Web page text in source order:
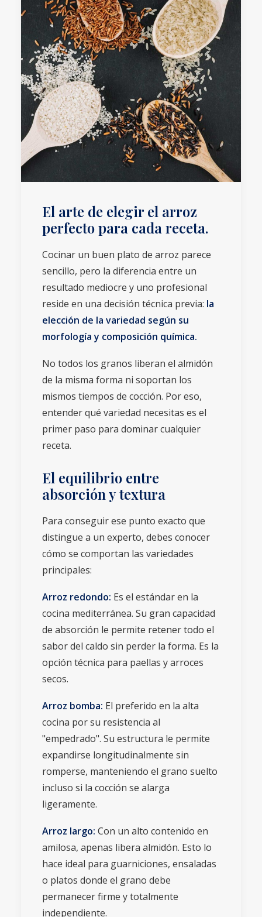
El arte de elegir el arroz
perfecto para cada receta.
Cocinar un buen plato de arroz parece
sencillo, pero la diferencia entre un
resultado mediocre y uno profesional
reside en una decisión técnica previa: la
elección de la variedad según su
morfología y composición química.
No todos los granos liberan el almidón
de la misma forma ni soportan los
mismos tiempos de cocción. Por eso,
entender qué variedad necesitas es el
primer paso para dominar cualquier
receta.
El equilibrio entre
absorción y textura
Para conseguir ese punto exacto que
distingue a un experto, debes conocer
cómo se comportan las variedades
principales:
Arroz redondo: Es el estándar en la
cocina mediterránea. Su gran capacidad
de absorción le permite retener todo el
sabor del caldo sin perder la forma. Es la
opción técnica para paellas y arroces
secos.
Arroz bomba: El preferido en la alta
cocina por su resistencia al
"empedrado". Su estructura le permite
expandirse longitudinalmente sin
romperse, manteniendo el grano suelto
incluso si la cocción se alarga
ligeramente.
Arroz largo: Con un alto contenido en
amilosa, apenas libera almidón. Esto lo
hace ideal para guarniciones, ensaladas
o platos donde el grano debe
permanecer firme y totalmente
independiente.